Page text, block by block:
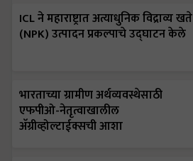
ICL ने महाराष्ट्रात अत्याधुनिक विद्राव्य खते
(NPK) उत्पादन प्रकल्पाचे उद्घाटन केले
भारताच्या ग्रामीण अर्थव्यवस्थेसाठी
एफपीओ-नेतृत्वाखालील
अ‍ॅग्रीव्होल्टाईक्सची आशा